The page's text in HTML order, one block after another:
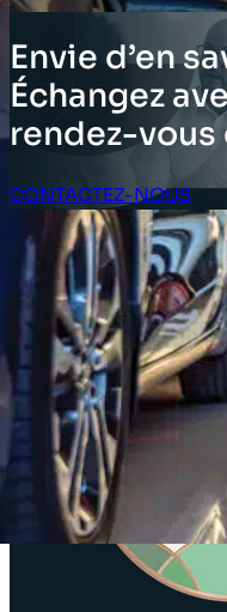
Envie d’en
Échangez
rendez-vous
CONTACTEZ-NOUS